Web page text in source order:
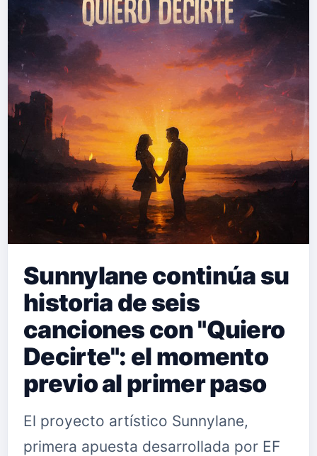
Sunnylane continúa su
historia de seis
canciones con "Quiero
Decirte": el momento
previo al primer paso
El proyecto artístico Sunnylane,
primera apuesta desarrollada por EF